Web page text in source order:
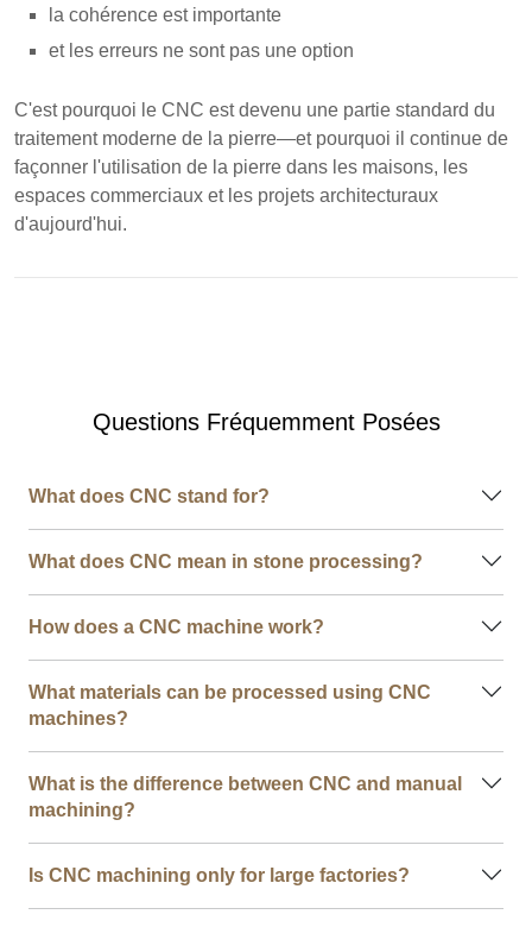
la cohérence est importante
et les erreurs ne sont pas une option
C'est pourquoi le CNC est devenu une partie standard du
traitement moderne de la pierre—et pourquoi il continue de
façonner l'utilisation de la pierre dans les maisons, les
espaces commerciaux et les projets architecturaux
d'aujourd'hui.
Questions Fréquemment Posées
What does CNC stand for?
What does CNC mean in stone processing?
How does a CNC machine work?
What materials can be processed using CNC
machines?
What is the difference between CNC and manual
machining?
Is CNC machining only for large factories?